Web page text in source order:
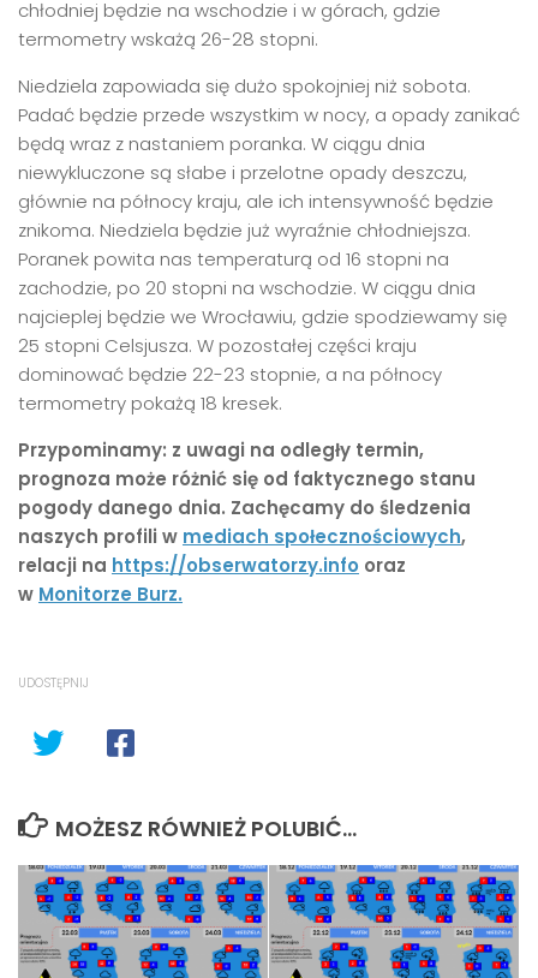
chłodniej będzie na wschodzie i w górach, gdzie
termometry wskażą 26-28 stopni.
Niedziela zapowiada się dużo spokojniej niż sobota.
Padać będzie przede wszystkim w nocy, a opady zanikać
będą wraz z nastaniem poranka. W ciągu dnia
niewykluczone są słabe i przelotne opady deszczu,
głównie na północy kraju, ale ich intensywność będzie
znikoma. Niedziela będzie już wyraźnie chłodniejsza.
Poranek powita nas temperaturą od 16 stopni na
zachodzie, po 20 stopni na wschodzie. W ciągu dnia
najcieplej będzie we Wrocławiu, gdzie spodziewamy się
25 stopni Celsjusza. W pozostałej części kraju
dominować będzie 22-23 stopnie, a na północy
termometry pokażą 18 kresek.
Przypominamy: z uwagi na odległy termin,
prognoza może różnić się od faktycznego stanu
pogody danego dnia. Zachęcamy do śledzenia
naszych profili w mediach społecznościowych,
relacji na https://obserwatorzy.info oraz
w Monitorze Burz.
UDOSTĘPNIJ
MOŻESZ RÓWNIEŻ POLUBIĆ…